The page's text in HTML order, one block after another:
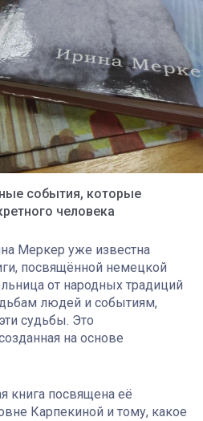
события, которые
человека
Меркер уже известна
посвящённой немецкой
от народных традиций
людей и событиям,
судьбы. Это
на основе
книга посвящена её
Карпекиной и тому, какое